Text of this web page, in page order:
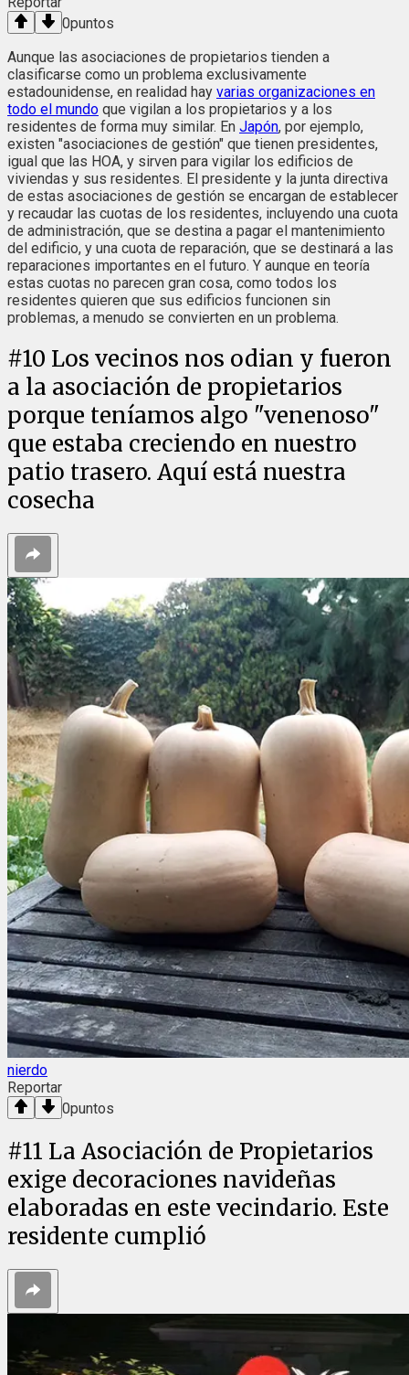
0puntos
Aunque las asociaciones de propietarios tienden a
clasificarse como un problema exclusivamente
estadounidense, en realidad hay varias organizaciones en
todo el mundo que vigilan a los propietarios y a los
residentes de forma muy similar. En Japón, por ejemplo,
existen "asociaciones de gestión" que tienen presidentes,
igual que las HOA, y sirven para vigilar los edificios de
viviendas y sus residentes. El presidente y la junta directiva
de estas asociaciones de gestión se encargan de establecer
y recaudar las cuotas de los residentes, incluyendo una cuota
de administración, que se destina a pagar el mantenimiento
del edificio, y una cuota de reparación, que se destinará a las
reparaciones importantes en el futuro. Y aunque en teoría
estas cuotas no parecen gran cosa, como todos los
residentes quieren que sus edificios funcionen sin
problemas, a menudo se convierten en un problema.
#10 Los vecinos nos odian y fueron
a la asociación de propietarios
porque teníamos algo "venenoso"
que estaba creciendo en nuestro
patio trasero. Aquí está nuestra
cosecha
nierdo
Reportar
0puntos
#11 La Asociación de Propietarios
exige decoraciones navideñas
elaboradas en este vecindario. Este
residente cumplió